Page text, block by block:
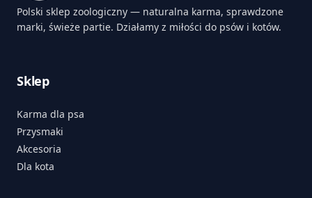
Polski sklep zoologiczny — naturalna karma, sprawdzone
marki, świeże partie. Działamy z miłości do psów i kotów.
Sklep
Karma dla psa
Przysmaki
Akcesoria
Dla kota